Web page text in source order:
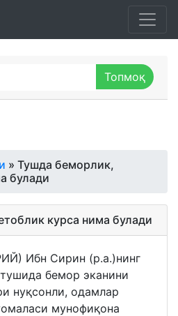
» Тушда беморлик,
булади
курса нима булади
Ибн Сирин (р.а.)нинг
бемор эканини
нуқсонли, одамлар
мунофиқона